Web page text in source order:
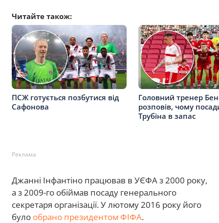
Читайте також:
ПСЖ готується позбутися від
Сафонова
Головний тренер
розповів, чому
Трубіна в запас
Реклама
Джанні Інфантіно працював в УЄФА з 2000 року,
а з 2009-го обіймав посаду генерального
секретаря організації. У лютому 2016 року його
було обрано президентом ФІФА.